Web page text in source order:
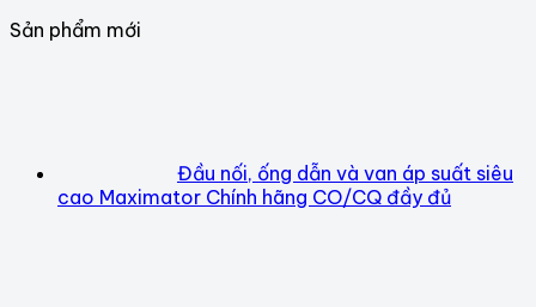
Sản phẩm mới
Đầu nối, ống dẫn và van áp suất siêu
cao Maximator Chính hãng CO/CQ đầy đủ